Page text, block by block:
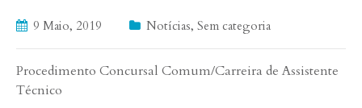
9 Maio, 2019 Notícias, Sem categoria
Procedimento Concursal Comum/Carreira de Assistente
Técnico